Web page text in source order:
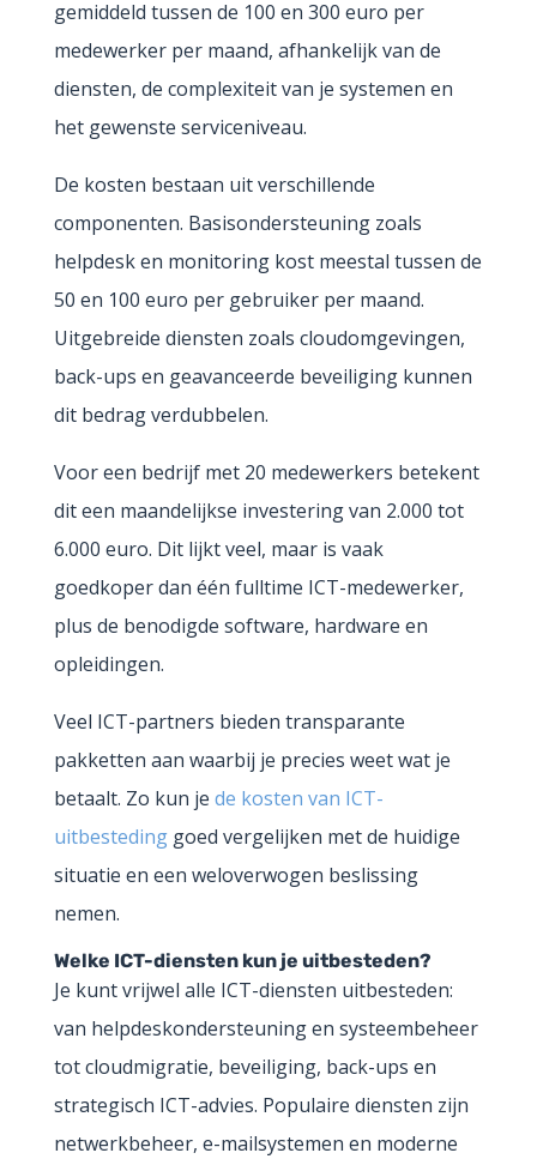
gemiddeld tussen de 100 en 300 euro per
medewerker per maand, afhankelijk van de
diensten, de complexiteit van je systemen en
het gewenste serviceniveau.
De kosten bestaan uit verschillende
componenten. Basisondersteuning zoals
helpdesk en monitoring kost meestal tussen de
50 en 100 euro per gebruiker per maand.
Uitgebreide diensten zoals cloudomgevingen,
back-ups en geavanceerde beveiliging kunnen
dit bedrag verdubbelen.
Voor een bedrijf met 20 medewerkers betekent
dit een maandelijkse investering van 2.000 tot
6.000 euro. Dit lijkt veel, maar is vaak
goedkoper dan één fulltime ICT-medewerker,
plus de benodigde software, hardware en
opleidingen.
Veel ICT-partners bieden transparante
pakketten aan waarbij je precies weet wat je
betaalt. Zo kun je de kosten van ICT-
uitbestedinggoed vergelijken met de huidige
situatie en een weloverwogen beslissing
nemen.
Welke ICT-diensten kun je uitbesteden?
Je kunt vrijwel alle ICT-diensten uitbesteden:
van helpdeskondersteuning en systeembeheer
tot cloudmigratie, beveiliging, back-ups en
strategisch ICT-advies. Populaire diensten zijn
netwerkbeheer, e-mailsystemen en moderne